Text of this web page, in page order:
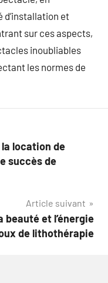
et
sur ces aspects,
inoubliables
les normes de
location de
succès de
Article suivant
beauté et l’énergie
de lithothérapie